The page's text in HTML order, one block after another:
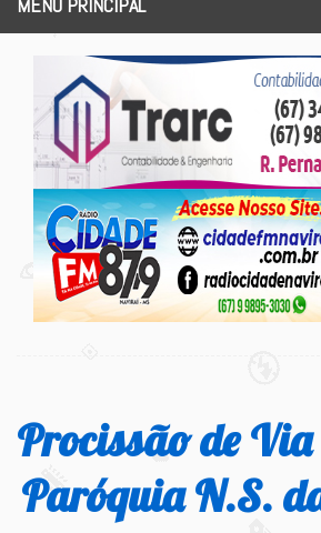
Procissão de
Paróquia N.S.